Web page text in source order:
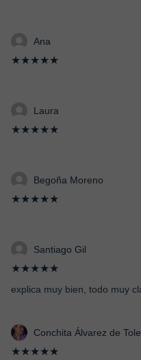
Ana
★★★★★
Laura
★★★★★
Begoña Moreno
★★★★★
Santiago Gil
★★★★★
explica muy bien, todo muy
Conchita Álvarez de
★★★★★